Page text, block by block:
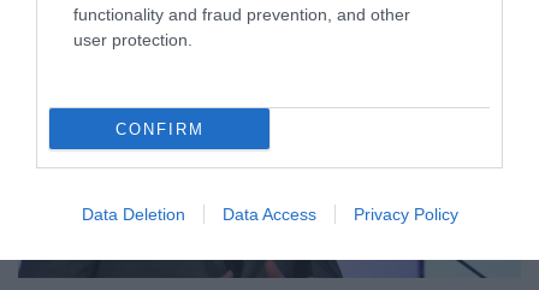
functionality and fraud prevention, and other
user protection.
CONFIRM
Data Deletion Data Access Privacy Policy